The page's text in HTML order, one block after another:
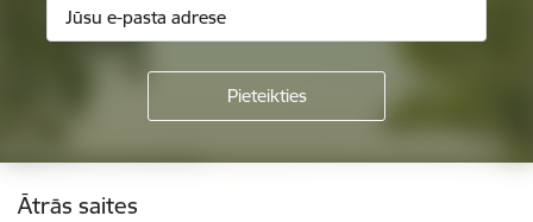
Kājene
Ātrās saites